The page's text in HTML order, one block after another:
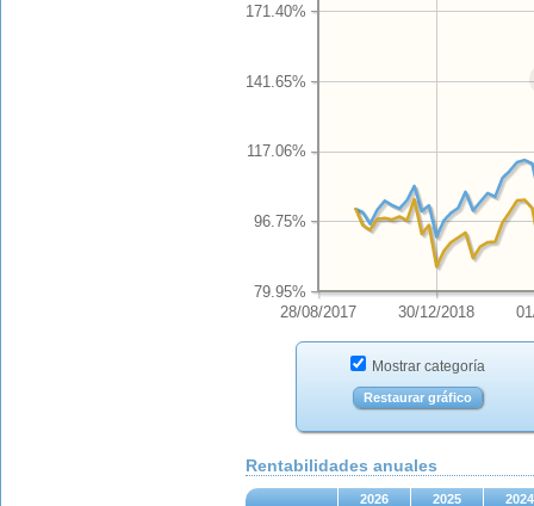
28/08/2017 30/12/2018
79.95%
96.75%
117.06%
141.65%
171.40%
Mostrar categoría
Restaurar gráfico
Rentabilidades anuales
2026 2025 2024